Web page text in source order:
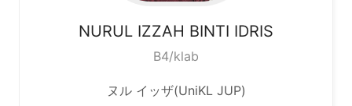
NURUL IZZAH BINTI IDRIS
B4/klab
ヌル イッザ(UniKL JUP)